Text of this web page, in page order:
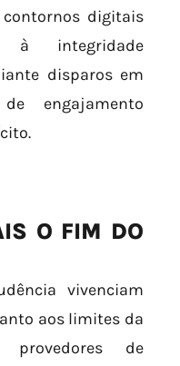
contornos digitais
integridade
disparos em
engajamento
O FIM DO
vivenciam
aos limites da
provedores de